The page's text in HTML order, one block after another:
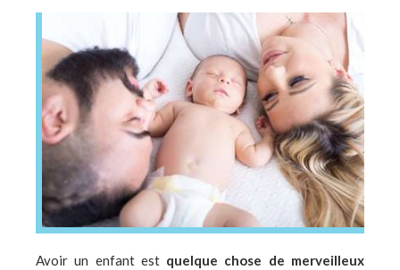
Avoir un enfant est quelque chose de merveilleux